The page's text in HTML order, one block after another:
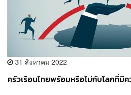
31 สิงหาคม 2022
ครัวเรือนไทยพร้อมหรือไม่กับโลกที่มี